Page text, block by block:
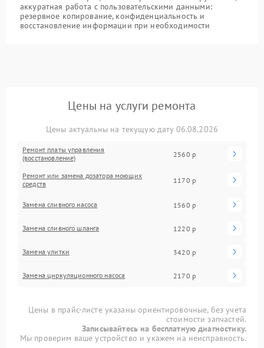
аккуратная работа с пользовательскими данными:
резервное копирование, конфиденциальность и
восстановление информации при необходимости
Цены на услуги ремонта
Цены актуальны на текущую дату 06.08.2026
Ремонт платы управления
(восстановление)
2560 р
Ремонт или замена дозатора моющих
средств
1170 р
Замена сливного насоса 1560 р
Замена сливного шланга 1220 р
Замена улитки 3420 р
Замена циркуляционного насоса 2170 р
Цены в прайс-листе указаны ориентировочные, без учета
стоимости запчастей.
Записывайтесь на бесплатную диагностику.
Мы проверим ваше устройство и укажем на неисправность.